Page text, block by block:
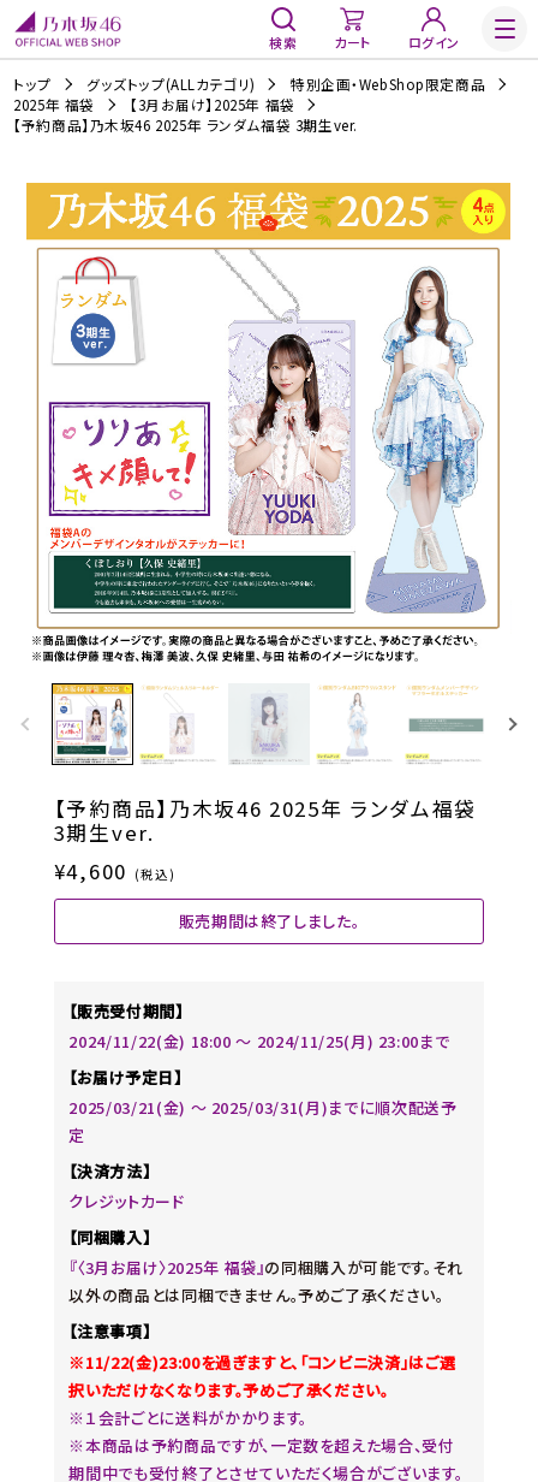
検索 カート ログイン
トップ グッズトップ(ALLカテゴリ)
特別企画・WebShop限定商品
2025年 福袋
【3月お届け】2025年 福袋
【予約商品】乃木坂46 2025年 ランダム福袋 3期生ver.
【予約商品】乃木坂46 2025年 ランダム福袋
3期生ver.
¥4,600 (税込)
販売期間は終了しました。
【販売受付期間】
2024/11/22(金) 18:00 〜 2024/11/25(月) 23:00まで
【お届け予定日】
2025/03/21(金) ～ 2025/03/31(月)までに順次配送予
定
【決済方法】
クレジットカード
【同梱購入】
『〈3月お届け〉2025年 福袋』の同梱購入が可能です。それ
以外の商品とは同梱できません。予めご了承ください。
【注意事項】
※11/22(金)23:00を過ぎますと、「コンビニ決済」はご選
択いただけなくなります。予めご了承ください。
※１会計ごとに送料がかかります。
※本商品は予約商品ですが、一定数を超えた場合、受付
期間中でも受付終了とさせていただく場合がございます。